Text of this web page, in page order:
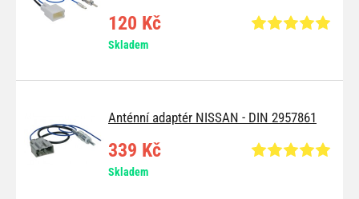
120 Kč
Skladem
Anténní adaptér NISSAN - DIN 2957861
339 Kč
Skladem